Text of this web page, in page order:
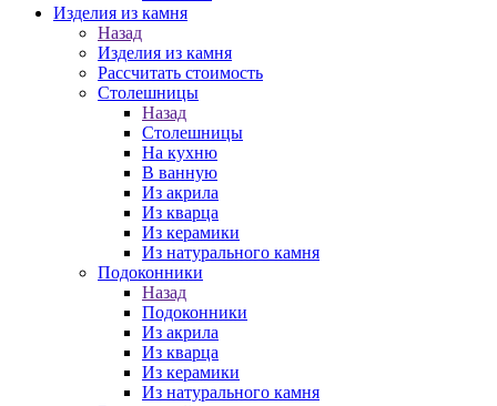
Изделия из камня
Назад
Изделия из камня
Рассчитать стоимость
Столешницы
Назад
Столешницы
На кухню
В ванную
Из акрила
Из кварца
Из керамики
Из натурального камня
Подоконники
Назад
Подоконники
Из акрила
Из кварца
Из керамики
Из натурального камня